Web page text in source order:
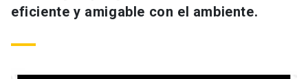
eficiente y amigable con el ambiente.